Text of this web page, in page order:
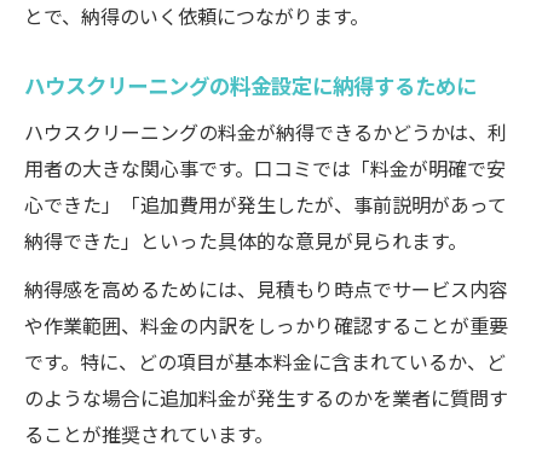
とで、納得のいく依頼につながります。
ハウスクリーニングの料金設定に納得するために
ハウスクリーニングの料金が納得できるかどうかは、利
用者の大きな関心事です。口コミでは「料金が明確で安
心できた」「追加費用が発生したが、事前説明があって
納得できた」といった具体的な意見が見られます。
納得感を高めるためには、見積もり時点でサービス内容
や作業範囲、料金の内訳をしっかり確認することが重要
です。特に、どの項目が基本料金に含まれているか、ど
のような場合に追加料金が発生するのかを業者に質問す
ることが推奨されています。